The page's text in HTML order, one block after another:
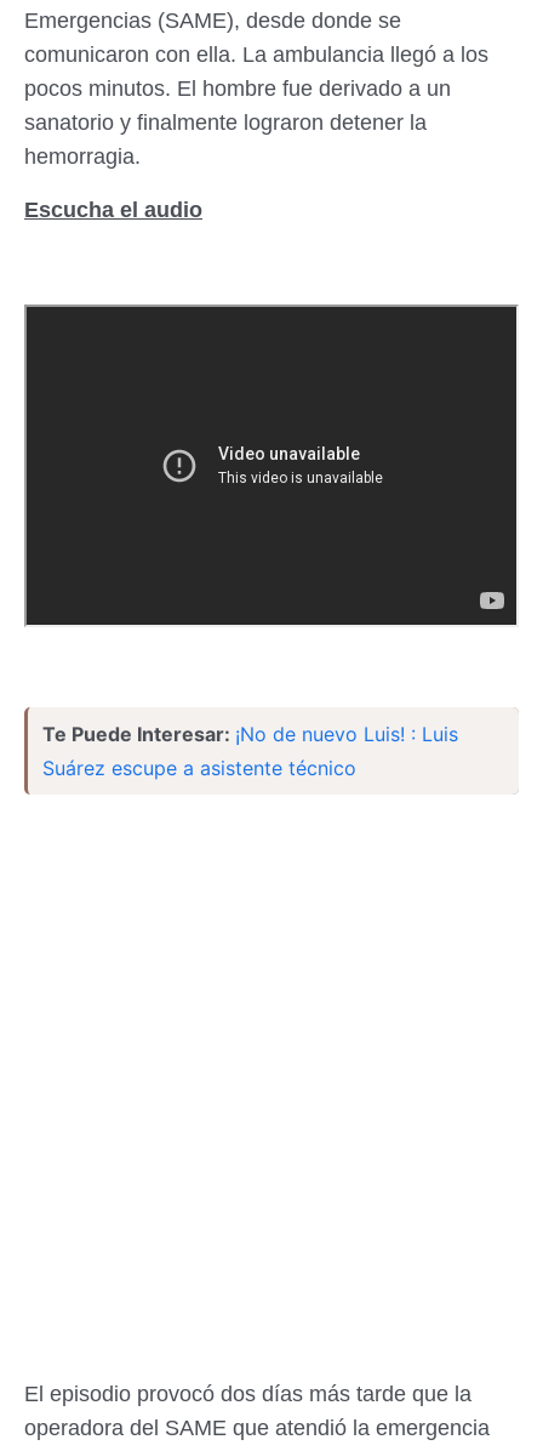
Emergencias (SAME), desde donde se
comunicaron con ella. La ambulancia llegó a los
pocos minutos. El hombre fue derivado a un
sanatorio y finalmente lograron detener la
hemorragia.
Escucha el audio
Te Puede Interesar: ¡No de nuevo Luis! : Luis
Suárez escupe a asistente técnico
El episodio provocó dos días más tarde que la
operadora del SAME que atendió la emergencia